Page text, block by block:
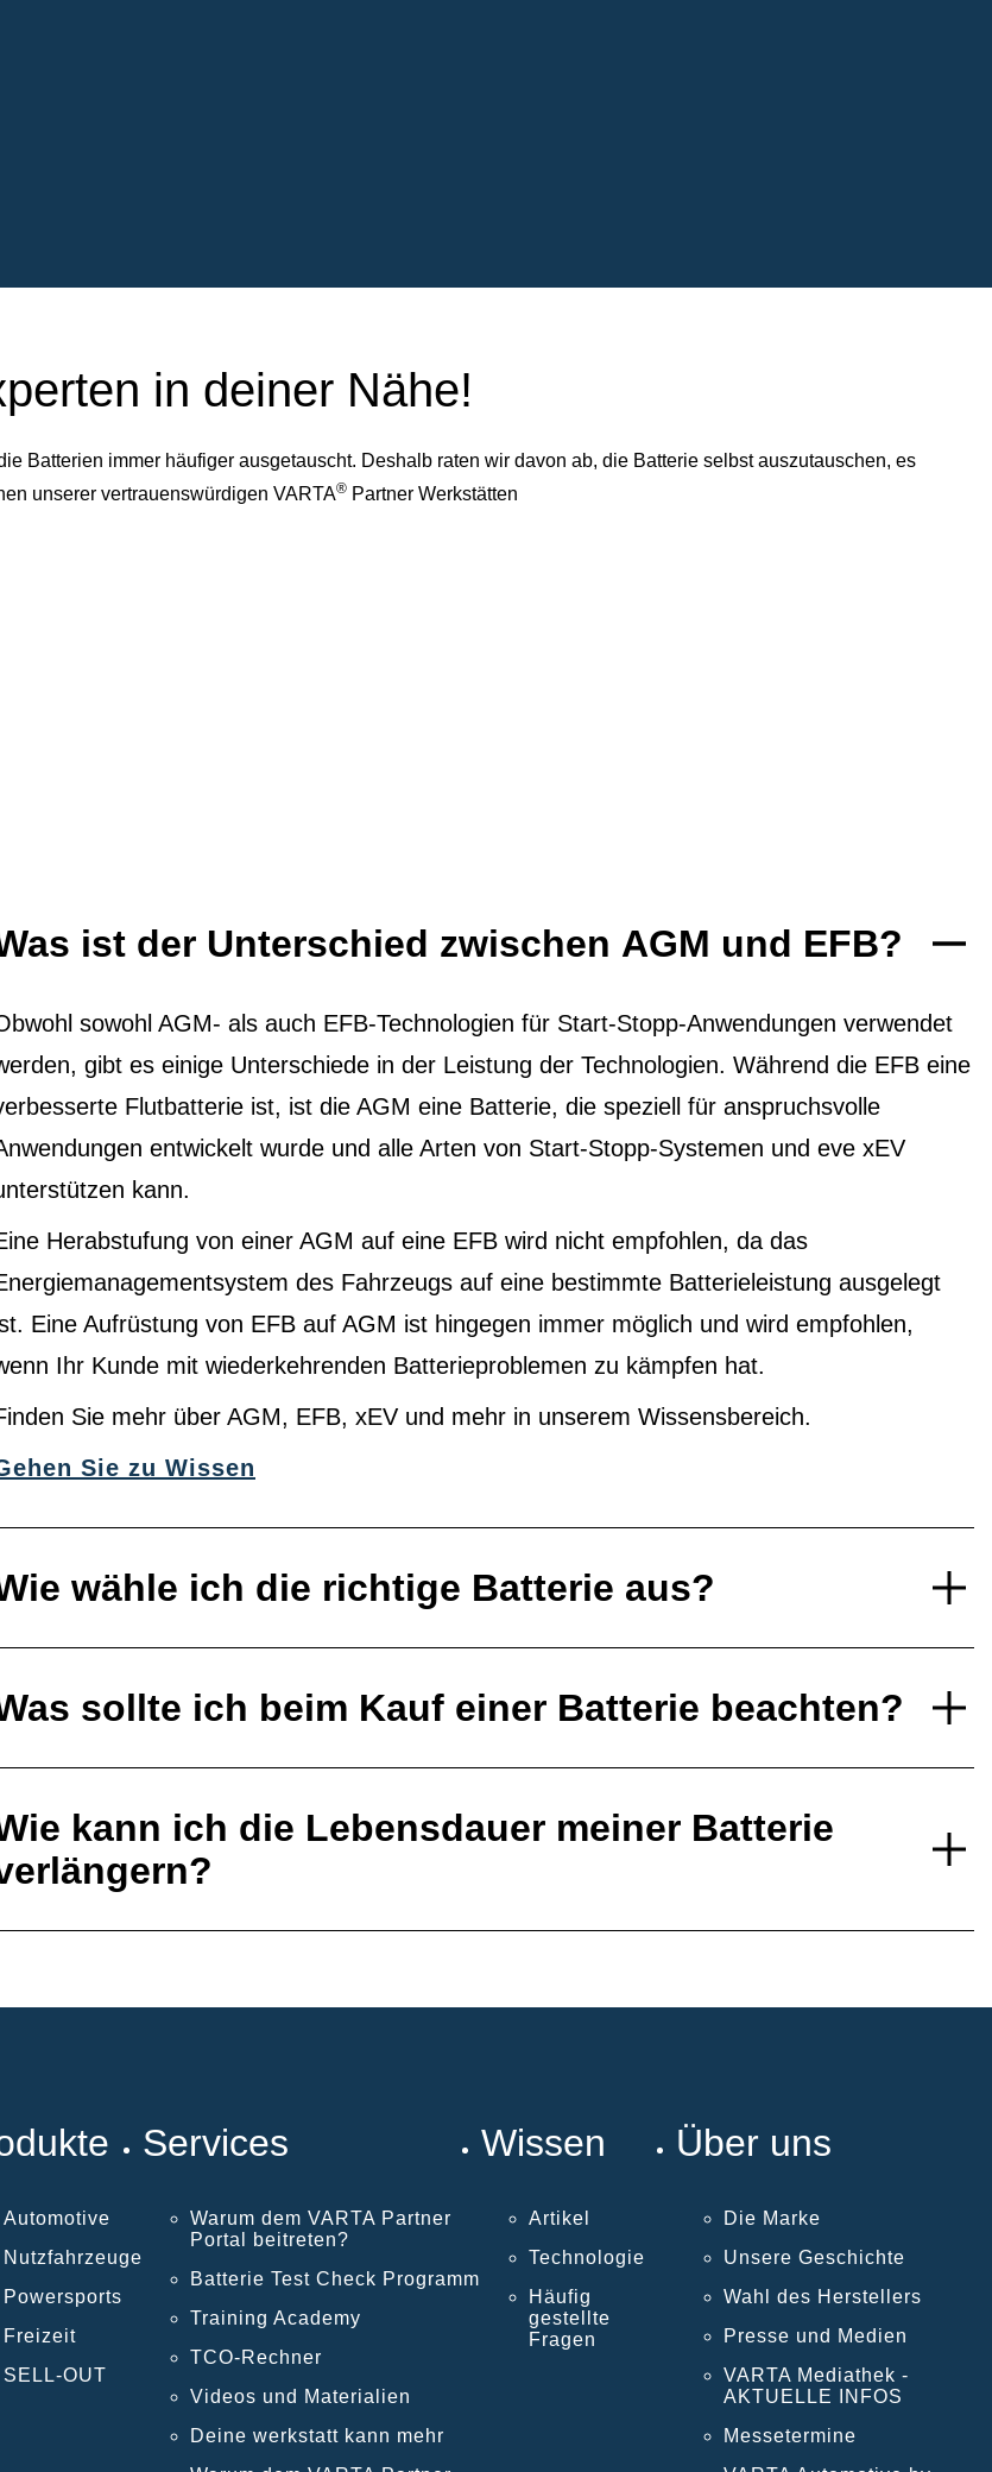
in deiner Nähe!
Batterien immer häufiger ausgetauscht. Deshalb raten wir davon ab, die Batterie selbst auszutauschen, es
unserer vertrauenswürdigen VARTA® Partner Werkstätten
ist der Unterschied zwischen AGM und EFB?
sowohl AGM- als auch EFB-Technologien für Start-Stopp-Anwendungen verwendet
gibt es einige Unterschiede in der Leistung der Technologien. Während die EFB eine
Flutbatterie ist, ist die AGM eine Batterie, die speziell für anspruchsvolle
entwickelt wurde und alle Arten von Start-Stopp-Systemen und eve xEV
kann.
Herabstufung von einer AGM auf eine EFB wird nicht empfohlen, da das
des Fahrzeugs auf eine bestimmte Batterieleistung ausgelegt
Eine Aufrüstung von EFB auf AGM ist hingegen immer möglich und wird empfohlen,
Ihr Kunde mit wiederkehrenden Batterieproblemen zu kämpfen hat.
Sie mehr über AGM, EFB, xEV und mehr in unserem Wissensbereich.
Sie zu Wissen
wähle ich die richtige Batterie aus?
sollte ich beim Kauf einer Batterie beachten?
kann ich die Lebensdauer meiner Batterie
Automotive
Nutzfahrzeuge
Powersports
Freizeit
SELL-OUT
Services
Warum dem VARTA Partner
Portal beitreten?
Batterie Test Check Programm
Training Academy
TCO-Rechner
Videos und Materialien
Deine werkstatt kann mehr
Wissen
Artikel
Technologie
Häufig
gestellte
Fragen
Über uns
Die Marke
Unsere Geschichte
Wahl des Herstellers
Presse und Medien
VARTA Mediathek -
AKTUELLE INFOS
Messetermine